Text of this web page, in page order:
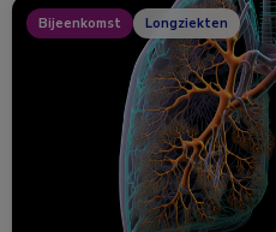
Bijeenkomst Longziekten